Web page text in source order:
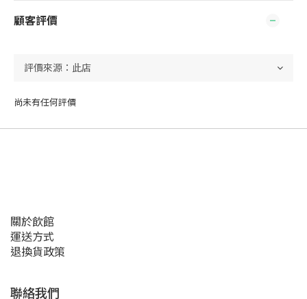
顧客評價
尚未有任何評價
關於飲館
運送方式
退換貨政策
聯絡我們